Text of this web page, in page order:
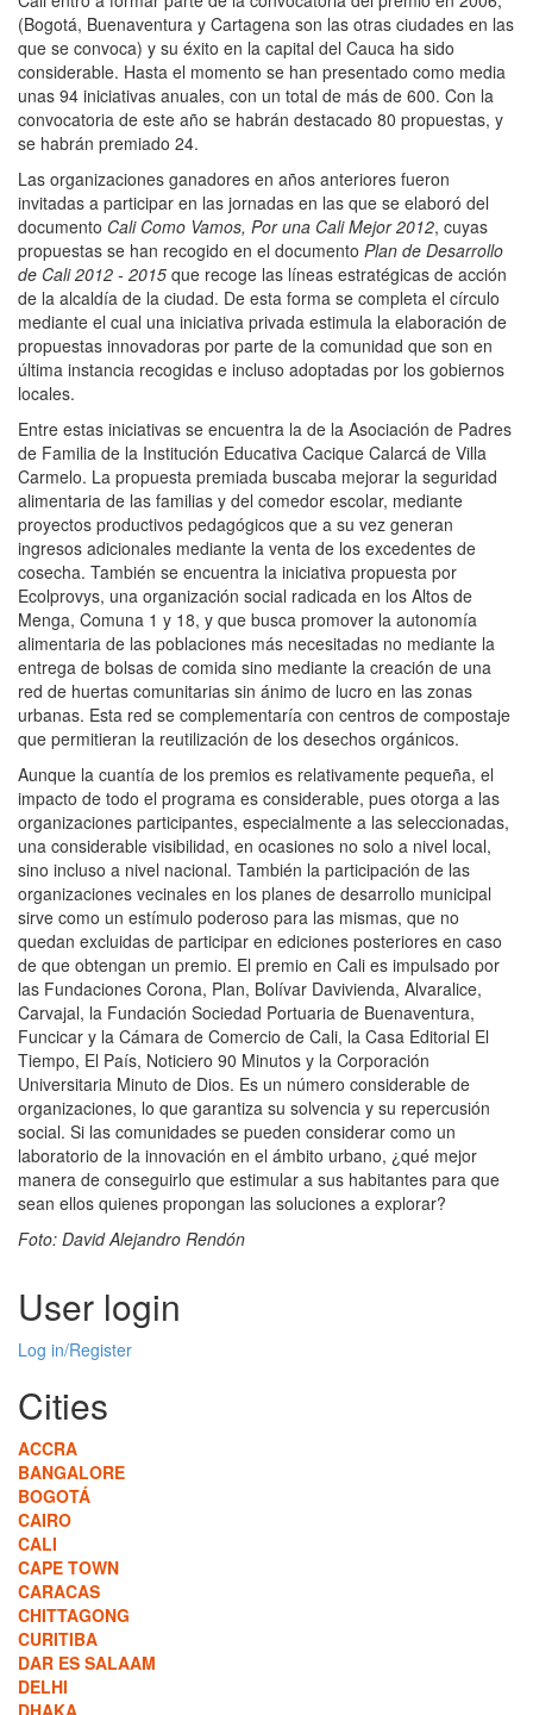
(Bogotá, Buenaventura y Cartagena son las otras ciudades en las
que se convoca) y su éxito en la capital del Cauca ha sido
considerable. Hasta el momento se han presentado como media
unas 94 iniciativas anuales, con un total de más de 600. Con la
convocatoria de este año se habrán destacado 80 propuestas, y
se habrán premiado 24.
Las organizaciones ganadores en años anteriores fueron
invitadas a participar en las jornadas en las que se elaboró del
documento Cali Como Vamos, Por una Cali Mejor 2012, cuyas
propuestas se han recogido en el documento Plan de Desarrollo
de Cali 2012 - 2015 que recoge las líneas estratégicas de acción
de la alcaldía de la ciudad. De esta forma se completa el círculo
mediante el cual una iniciativa privada estimula la elaboración de
propuestas innovadoras por parte de la comunidad que son en
última instancia recogidas e incluso adoptadas por los gobiernos
locales.
Entre estas iniciativas se encuentra la de la Asociación de Padres
de Familia de la Institución Educativa Cacique Calarcá de Villa
Carmelo. La propuesta premiada buscaba mejorar la seguridad
alimentaria de las familias y del comedor escolar, mediante
proyectos productivos pedagógicos que a su vez generan
ingresos adicionales mediante la venta de los excedentes de
cosecha. También se encuentra la iniciativa propuesta por
Ecolprovys, una organización social radicada en los Altos de
Menga, Comuna 1 y 18, y que busca promover la autonomía
alimentaria de las poblaciones más necesitadas no mediante la
entrega de bolsas de comida sino mediante la creación de una
red de huertas comunitarias sin ánimo de lucro en las zonas
urbanas. Esta red se complementaría con centros de compostaje
que permitieran la reutilización de los desechos orgánicos.
Aunque la cuantía de los premios es relativamente pequeña, el
impacto de todo el programa es considerable, pues otorga a las
organizaciones participantes, especialmente a las seleccionadas,
una considerable visibilidad, en ocasiones no solo a nivel local,
sino incluso a nivel nacional. También la participación de las
organizaciones vecinales en los planes de desarrollo municipal
sirve como un estímulo poderoso para las mismas, que no
quedan excluidas de participar en ediciones posteriores en caso
de que obtengan un premio. El premio en Cali es impulsado por
las Fundaciones Corona, Plan, Bolívar Davivienda, Alvaralice,
Carvajal, la Fundación Sociedad Portuaria de Buenaventura,
Funcicar y la Cámara de Comercio de Cali, la Casa Editorial El
Tiempo, El País, Noticiero 90 Minutos y la Corporación
Universitaria Minuto de Dios. Es un número considerable de
organizaciones, lo que garantiza su solvencia y su repercusión
social. Si las comunidades se pueden considerar como un
laboratorio de la innovación en el ámbito urbano, ¿qué mejor
manera de conseguirlo que estimular a sus habitantes para que
sean ellos quienes propongan las soluciones a explorar?
Foto: David Alejandro Rendón
User login
Log in/Register
Cities
ACCRA
BANGALORE
BOGOTÁ
CAIRO
CALI
CAPE TOWN
CARACAS
CHITTAGONG
CURITIBA
DAR ES SALAAM
DELHI